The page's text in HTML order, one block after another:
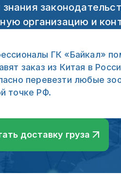
организацию и
ГК «Байкал»
заказ из Китая в
перевезти любые
точке РФ.
доставку груза